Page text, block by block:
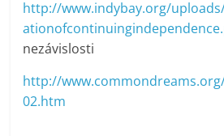
http://www.indybay.org/
nezávislosti
http://
02.htm